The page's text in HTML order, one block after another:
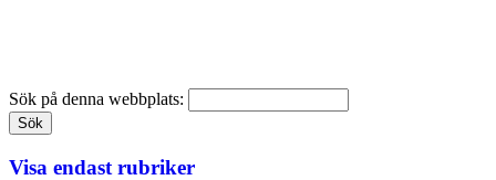
Sök på denna webbplats:
Visa endast rubriker